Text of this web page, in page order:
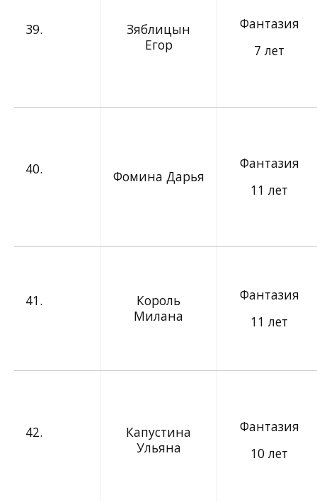
39.
Зяблицын
Егор
Фантазия
7 лет
40. Фомина Дарья
Фантазия
11 лет
41.
Король
Милана
Фантазия
11 лет
42.
Капустина
Ульяна
Фантазия
10 лет